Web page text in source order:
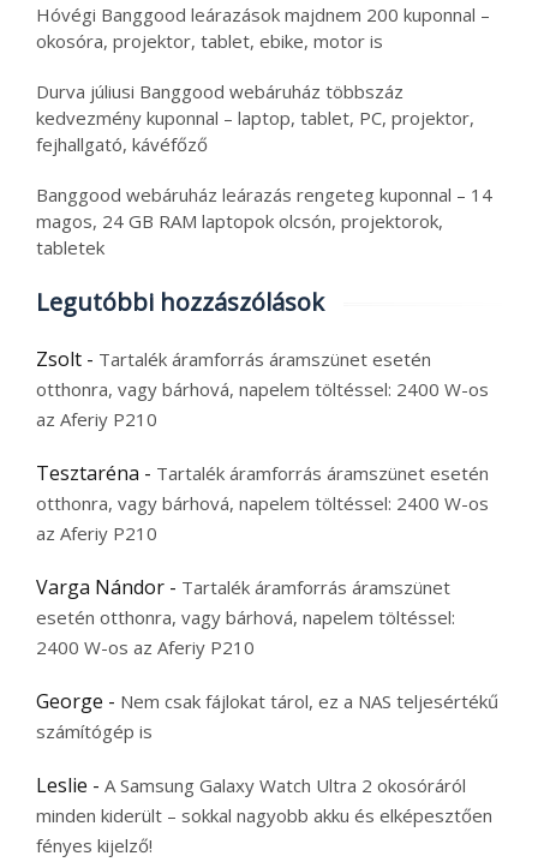
Hóvégi Banggood leárazások majdnem 200 kuponnal –
okosóra, projektor, tablet, ebike, motor is
Durva júliusi Banggood webáruház többszáz
kedvezmény kuponnal – laptop, tablet, PC, projektor,
fejhallgató, kávéfőző
Banggood webáruház leárazás rengeteg kuponnal – 14
magos, 24 GB RAM laptopok olcsón, projektorok,
tabletek
Legutóbbi hozzászólások
Zsolt - Tartalék áramforrás áramszünet esetén
otthonra, vagy bárhová, napelem töltéssel: 2400 W-os
az Aferiy P210
Tesztaréna - Tartalék áramforrás áramszünet esetén
otthonra, vagy bárhová, napelem töltéssel: 2400 W-os
az Aferiy P210
Varga Nándor - Tartalék áramforrás áramszünet
esetén otthonra, vagy bárhová, napelem töltéssel:
2400 W-os az Aferiy P210
George - Nem csak fájlokat tárol, ez a NAS teljesértékű
számítógép is
Leslie - A Samsung Galaxy Watch Ultra 2 okosóráról
minden kiderült – sokkal nagyobb akku és elképesztően
fényes kijelző!